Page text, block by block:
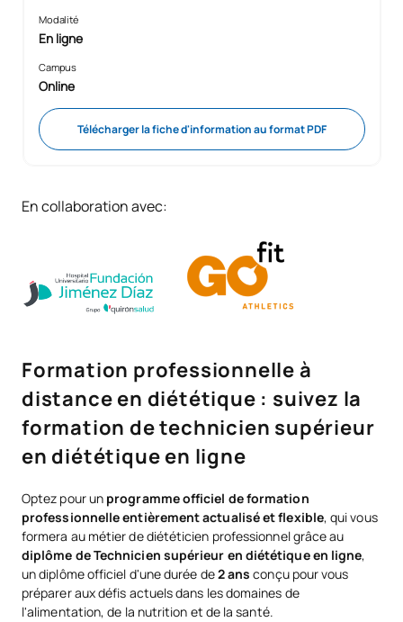
Modalité
En ligne
Campus
Online
Télécharger la fiche d'information au format PDF
En collaboration avec:
Formation professionnelle à
distance en diététique : suivez la
formation de technicien supérieur
en diététique en ligne
Optez pour un programme officiel de formation
professionnelle entièrement actualisé et flexible, qui vous
formera au métier de diététicien professionnel grâce au
diplôme de Technicien supérieur en diététique en ligne,
un diplôme officiel d'une durée de2 ansconçu pour vous
préparer aux défis actuels dans les domaines de
l'alimentation, de la nutrition et de la santé.